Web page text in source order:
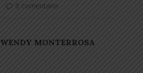
0 comentario
WENDY MONTERROSA